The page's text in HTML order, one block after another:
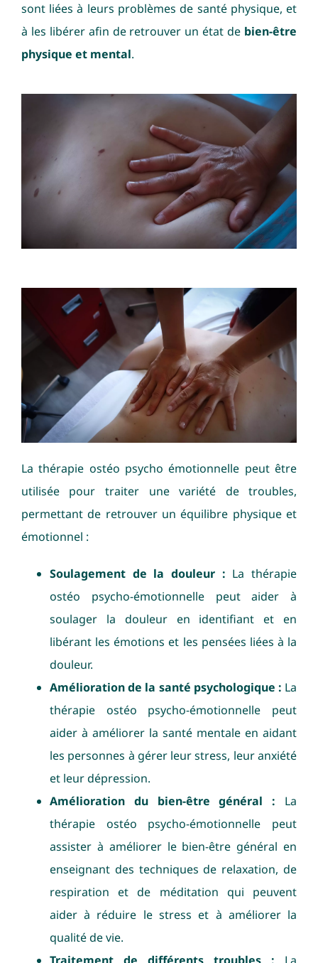
sont liées à leurs problèmes de santé physique, et
à les libérer afin de retrouver un état de bien-être
physique et mental.
La thérapie ostéo psycho émotionnelle peut être
utilisée pour traiter une variété de troubles,
permettant de retrouver un équilibre physique et
émotionnel :
Soulagement de la douleur : La thérapie
ostéo psycho-émotionnelle peut aider à
soulager la douleur en identifiant et en
libérant les émotions et les pensées liées à la
douleur.
Amélioration de la santé psychologique : La
thérapie ostéo psycho-émotionnelle peut
aider à améliorer la santé mentale en aidant
les personnes à gérer leur stress, leur anxiété
et leur dépression.
Amélioration du bien-être général : La
thérapie ostéo psycho-émotionnelle peut
assister à améliorer le bien-être général en
enseignant des techniques de relaxation, de
respiration et de méditation qui peuvent
aider à réduire le stress et à améliorer la
qualité de vie.